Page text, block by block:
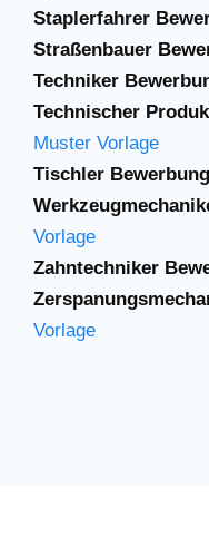
Staplerfahrer
Straßenbauer
Techniker
Technischer
Muster Vorlage
Tischler
Vorlage
Zahntechniker
Vorlage